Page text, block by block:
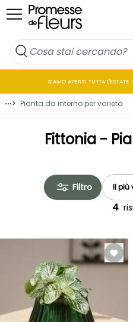
Salta al contenuto
SIAMO APERTI TUTTA
⋯> Pianta da interno per varietà
Fittonia -
Filtro
4